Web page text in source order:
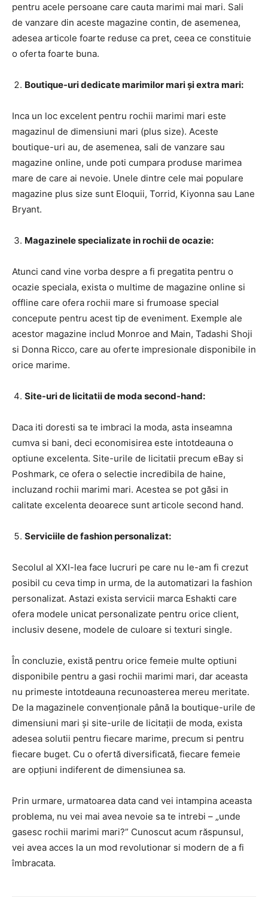
pentru acele persoane care cauta marimi mai mari. Sali
de vanzare din aceste magazine contin, de asemenea,
adesea articole foarte reduse ca pret, ceea ce constituie
o oferta foarte buna.
Boutique-uri dedicate marimilor mari și extra mari:
Inca un loc excelent pentru rochii marimi mari este
magazinul de dimensiuni mari (plus size). Aceste
boutique-uri au, de asemenea, sali de vanzare sau
magazine online, unde poti cumpara produse marimea
mare de care ai nevoie. Unele dintre cele mai populare
magazine plus size sunt Eloquii, Torrid, Kiyonna sau Lane
Bryant.
Magazinele specializate in rochii de ocazie:
Atunci cand vine vorba despre a fi pregatita pentru o
ocazie speciala, exista o multime de magazine online si
offline care ofera rochii mare si frumoase special
concepute pentru acest tip de eveniment. Exemple ale
acestor magazine includ Monroe and Main, Tadashi Shoji
si Donna Ricco, care au oferte impresionale disponibile in
orice marime.
Site-uri de licitatii de moda second-hand:
Daca iti doresti sa te imbraci la moda, asta inseamna
cumva si bani, deci economisirea este intotdeauna o
optiune excelenta. Site-urile de licitatii precum eBay si
Poshmark, ce ofera o selectie incredibila de haine,
incluzand rochii marimi mari. Acestea se pot găsi in
calitate excelenta deoarece sunt articole second hand.
Serviciile de fashion personalizat:
Secolul al XXI-lea face lucruri pe care nu le-am fi crezut
posibil cu ceva timp in urma, de la automatizari la fashion
personalizat. Astazi exista servicii marca Eshakti care
ofera modele unicat personalizate pentru orice client,
inclusiv desene, modele de culoare si texturi single.
În concluzie, există pentru orice femeie multe optiuni
disponibile pentru a gasi rochii marimi mari, dar aceasta
nu primeste intotdeauna recunoasterea mereu meritate.
De la magazinele convenționale până la boutique-urile de
dimensiuni mari și site-urile de licitații de moda, exista
adesea solutii pentru fiecare marime, precum si pentru
fiecare buget. Cu o ofertă diversificată, fiecare femeie
are opțiuni indiferent de dimensiunea sa.
Prin urmare, urmatoarea data cand vei intampina aceasta
problema, nu vei mai avea nevoie sa te intrebi – „unde
gasesc rochii marimi mari?” Cunoscut acum răspunsul,
vei avea acces la un mod revolutionar si modern de a fi
îmbracata.